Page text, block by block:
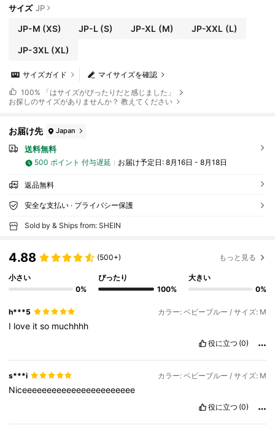
サイズ JP
JP-M (XS) JP-L (S) JP-XL (M) JP-XXL (L)
JP-3XL(XL)
マイサイズを確認
サイズガイド
100% 「はサイズがぴったりだと感じました」
お探しのサイズがありませんか？ 教えてください
お届け先 Japan
送料無料
500 ポイント 付与遅延 お届け予定日: 8月16日 - 8月18日
返品無料
安全な支払い · プライバシー保護
Sold by & Ships from: SHEIN
4.88 (500+) もっと見る
小さい
0%
ぴったり
100%
大きい
0%
h***5 カラー: ベビーブルー / サイズ: M
I love itso muchhhh
役に立つ (0)
s***i カラー: ベビーブルー / サイズ: M
Niceeeeeeeeeeeeeeeeeeeeeee
役に立つ (0)